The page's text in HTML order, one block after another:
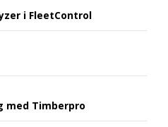
i FleetControl
med Timberpro